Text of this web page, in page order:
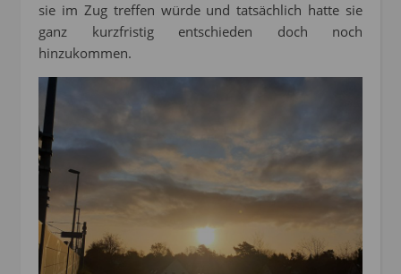
sie im Zug treffen würde und tatsächlich hatte sie
ganz kurzfristig entschieden doch noch
hinzukommen.